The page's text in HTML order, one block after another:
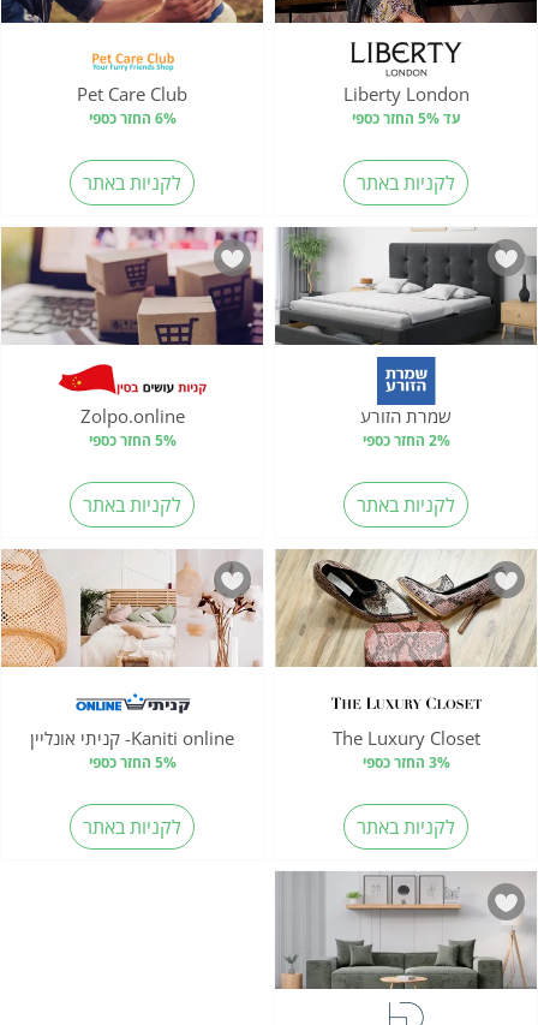
Liberty London
עד 5% החזר כספי
לקניות באתר
Pet Care Club
6% החזר כספי
לקניות באתר
שמרת הזורע
2% החזר כספי
לקניות באתר
Zolpo.online
5% החזר כספי
לקניות באתר
The Luxury Closet
3% החזר כספי
לקניות באתר
Kaniti online- קניתי אונליין
5% החזר כספי
לקניות באתר